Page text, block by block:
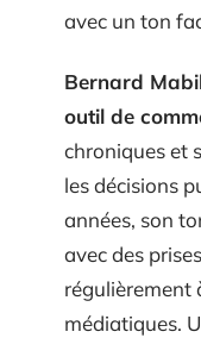
avec un ton
Bernard
outil de
chroniques et
les décisions
années, son
avec des
régulièrement
médiatiques.